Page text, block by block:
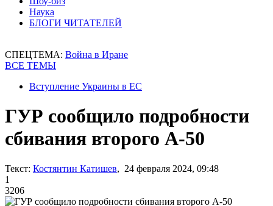
Наука
БЛОГИ ЧИТАТЕЛЕЙ
СПЕЦТЕМА: Война в Иране
ВСЕ ТЕМЫ
Вступление Украины в ЕС
ГУР сообщило подробности
сбивания второго А-50
Текст: Костянтин Катишев, 24 февраля 2024, 09:48
1
3206